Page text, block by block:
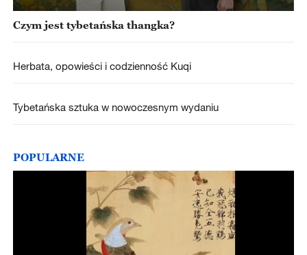
Czym jest tybetańska thangka?
Herbata, opowieści i codzienność Kuqi
Tybetańska sztuka w nowoczesnym wydaniu
POPULARNE